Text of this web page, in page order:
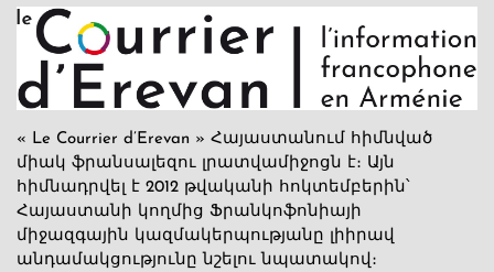
« Le Courrier d’Erevan » Հայաստանում հիմնված
միակ ֆրանսալեզու լրատվամիջոցն է։ Այն
հիմնադրվել է 2012 թվականի հոկտեմբերին՝
Հայաստանի կողմից Ֆրանկոֆոնիայի
միջազգային կազմակերպությանը լիիրավ
անդամակցությունը նշելու նպատակով։